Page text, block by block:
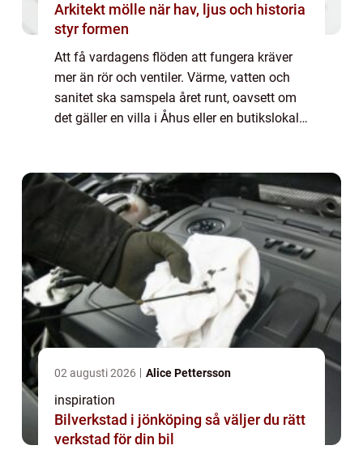
Arkitekt mölle när hav, ljus och historia
styr formen
Att få vardagens flöden att fungera kräver
mer än rör och ventiler. Värme, vatten och
sanitet ska samspela året runt, oavsett om
det gäller en villa i Åhus eller en butikslokal i
02 augusti 2026 Alice Pettersson
inspiration
Bilverkstad i jönköping så väljer du rätt
verkstad för din bil